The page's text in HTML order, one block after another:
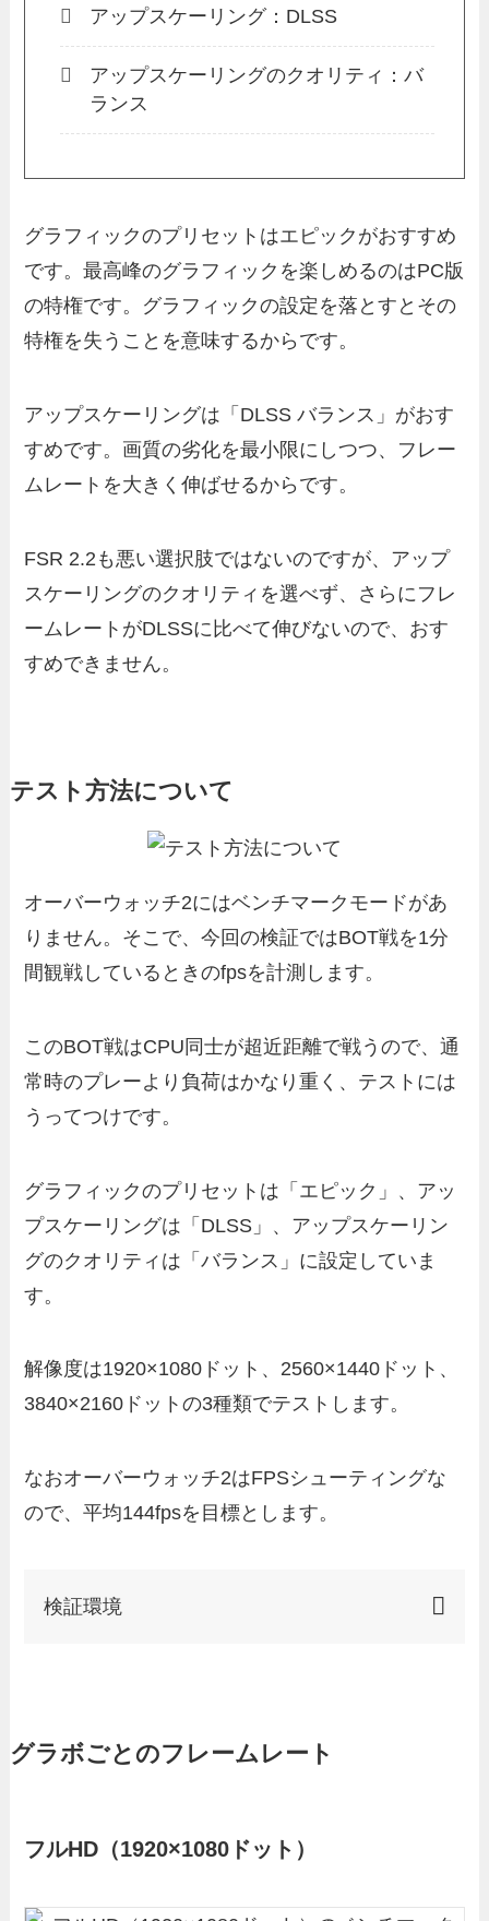
アップスケーリング：DLSS
アップスケーリングのクオリティ：バ
ランス
グラフィックのプリセットはエピックがおすすめ
です。最高峰のグラフィックを楽しめるのはPC版
の特権です。グラフィックの設定を落とすとその
特権を失うことを意味するからです。
アップスケーリングは「DLSS バランス」がおす
すめです。画質の劣化を最小限にしつつ、フレー
ムレートを大きく伸ばせるからです。
FSR 2.2も悪い選択肢ではないのですが、アップ
スケーリングのクオリティを選べず、さらにフレ
ームレートがDLSSに比べて伸びないので、おす
すめできません。
テスト方法について
オーバーウォッチ2にはベンチマークモードがあ
りません。そこで、今回の検証ではBOT戦を1分
間観戦しているときのfpsを計測します。
このBOT戦はCPU同士が超近距離で戦うので、通
常時のプレーより負荷はかなり重く、テストには
うってつけです。
グラフィックのプリセットは「エピック」、アッ
プスケーリングは「DLSS」、アップスケーリン
グのクオリティは「バランス」に設定していま
す。
解像度は1920×1080ドット、2560×1440ドット、
3840×2160ドットの3種類でテストします。
なおオーバーウォッチ2はFPSシューティングな
ので、平均144fpsを目標とします。
検証環境
グラボごとのフレームレート
フルHD（1920×1080ドット）